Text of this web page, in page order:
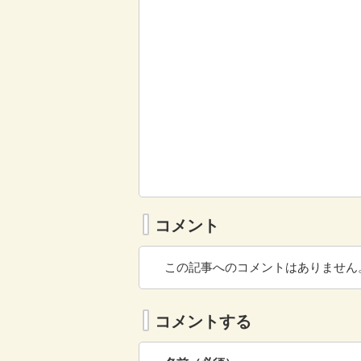
コメント
この記事へのコメントはありません
コメントする